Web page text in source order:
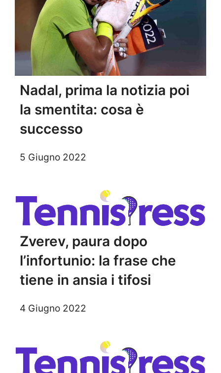
Nadal, prima la notizia poi
la smentita: cosa è
successo
5 Giugno 2022
Zverev, paura dopo
l’infortunio: la frase che
tiene in ansia i tifosi
4 Giugno 2022